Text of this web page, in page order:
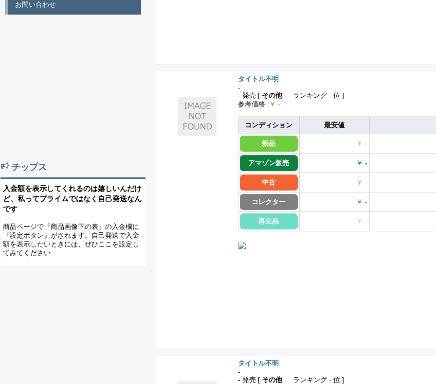
タイトル不明
-
- 発売 [ その他 ランキング - 位 ]
参考価格 : ￥ -
コンディション 最安値
新品 ￥ -
アマゾン販売 ￥ -
中古 ￥ -
コレクター ￥ -
再生品 ￥ -
タイトル不明
-
- 発売 [ その他 ランキング - 位 ]
お問い合わせ
チップス
入金額を表示してくれるのは嬉しいんだけ
ど、私ってプライムではなく自己発送なん
です
商品ページで『商品画像下の表』の入金欄に
『設定ボタン』がされます。自己発送で入金
額を表示したいときには、ぜひここを設定し
てみてください